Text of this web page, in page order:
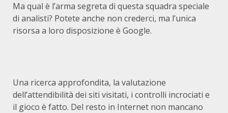
Ma qual è l’arma segreta di questa squadra speciale
di analisti? Potete anche non crederci, ma l’unica
risorsa a loro disposizione è Google.
Una ricerca approfondita, la valutazione
dell’attendibilità dei siti visitati, i controlli incrociati e
il gioco è fatto. Del resto in Internet non mancano